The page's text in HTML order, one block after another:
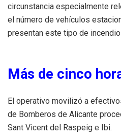
circunstancia especialmente
el número de vehículos
presentan este tipo de
Más de cinco
El operativo movilizó a
de Bomberos de Alicante
Sant Vicent del Raspeig e Ibi.